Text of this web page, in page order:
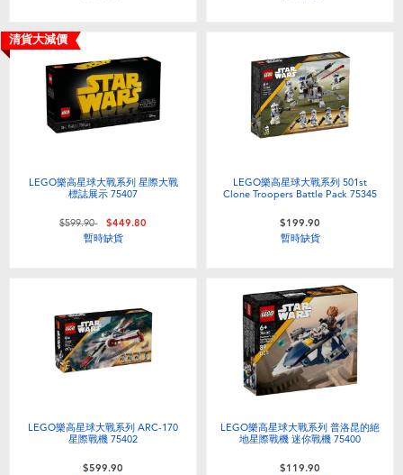
清貨大減價
LEGO樂高星球大戰系列 星際大戰
標誌展示 75407
價格從
$599.90至$449.80
暫時缺貨
LEGO樂高星球大戰系列 501st
Clone Troopers Battle Pack 75345
$199.90
暫時缺貨
LEGO樂高星球大戰系列 ARC-170
星際戰機 75402
$599.90
LEGO樂高星球大戰系列 普洛昆的絕
地星際戰機 迷你戰機 75400
$119.90